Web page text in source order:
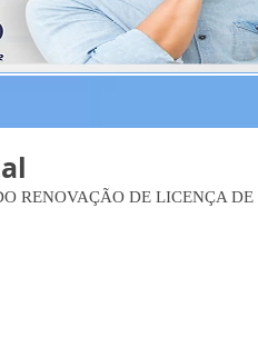
RENOVAÇÃO DE LICENÇA DE